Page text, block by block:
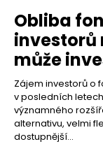
Obliba
investorů
může
Zájem investorů o
v posledních
významného
alternativu, velmi
dostupnější...